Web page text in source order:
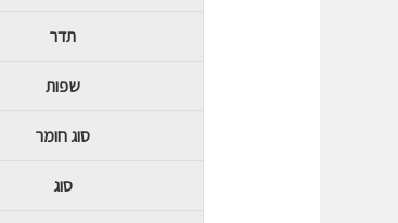
תדר
שפות
סוג חומר
סוג